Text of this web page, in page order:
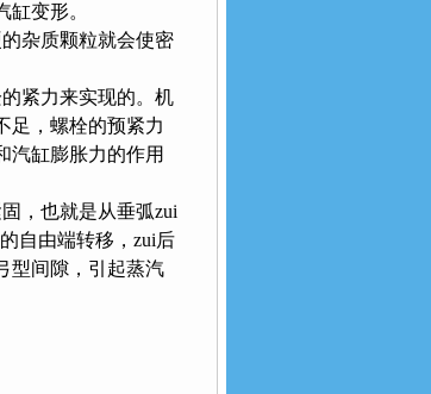
形。
的杂质颗粒就会使密
力来实现的。机
，螺栓的预紧力
和汽缸膨胀力的作用
，也就是从垂弧zui
由端转移，zui后
间隙，引起蒸汽